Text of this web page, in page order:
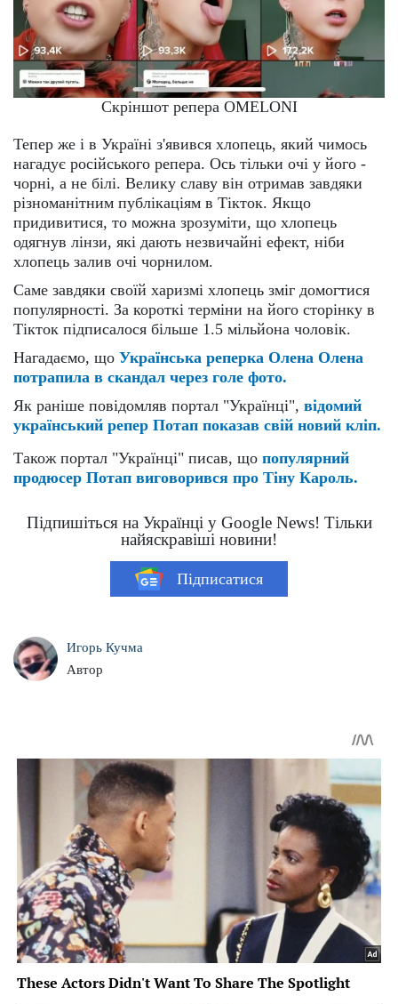
Скріншот репера OMELONI
Тепер же і в Україні з'явився хлопець, який чимось
нагадує російського репера. Ось тільки очі у його -
чорні, а не білі. Велику славу він отримав завдяки
різноманітним публікаціям в Тікток. Якщо
придивитися, то можна зрозуміти, що хлопець
одягнув лінзи, які дають незвичайні ефект, ніби
хлопець залив очі чорнилом.
Саме завдяки своїй харизмі хлопець зміг домогтися
популярності. За короткі терміни на його сторінку в
Тікток підписалося більше 1.5 мільйона чоловік.
Нагадаємо, що Українська реперка Олена Олена
потрапила в скандал через голе фото.
Як раніше повідомляв портал "Українці", відомий
український репер Потап показав свій новий кліп.
Також портал "Українці" писав, що популярний
продюсер Потап виговорився про Тіну Кароль.
Підпишіться на Українці у Google News! Тільки
найяскравіші новини!
Підписатися
Игорь Кучма
Автор